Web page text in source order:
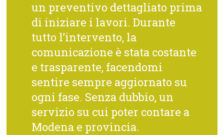
un preventivo dettagliato prima
di iniziare i lavori. Durante
tutto l’intervento, la
comunicazione è stata costante
e trasparente, facendomi
sentire sempre aggiornato su
ogni fase. Senza dubbio, un
servizio su cui poter contare a
Modena e provincia.